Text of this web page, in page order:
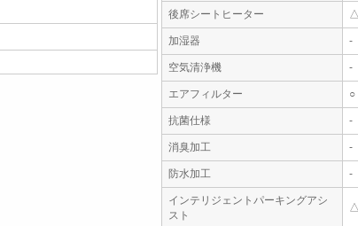
後席シートヒーター
加湿器 -
空気清浄機 -
エアフィルター ○
抗菌仕様 -
消臭加工 -
防水加工 -
インテリジェントパーキングアシ
スト